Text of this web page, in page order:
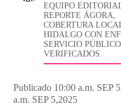
EQUIPO
REPORTE ÁGORA,
COBERTURA
HIDALGO CON
SERVICIO
VERIFICADOS.
Publicado 10:00 a.m. SEP
a.m. SEP 5,2025